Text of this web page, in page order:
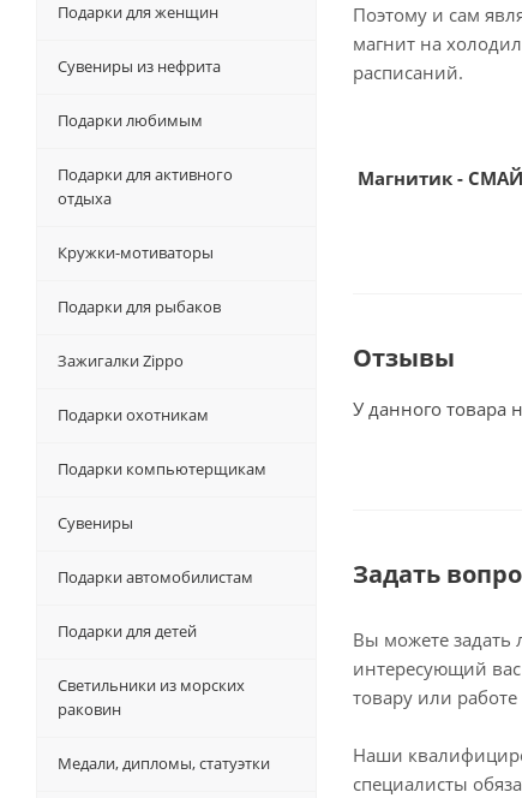
Поэтому и сам
магнит на
расписаний.
Магнитик -
Отзывы
У данного товара
Задать
Вы можете задать
интересующий
товару или работе
Наши
специалисты
Подарки для женщин
Сувениры из нефрита
Подарки любимым
Подарки для активного
отдыха
Кружки-мотиваторы
Подарки для рыбаков
Зажигалки Zippo
Подарки охотникам
Подарки компьютерщикам
Сувениры
Подарки автомобилистам
Подарки для детей
Светильники из морских
раковин
Медали, дипломы, статуэтки